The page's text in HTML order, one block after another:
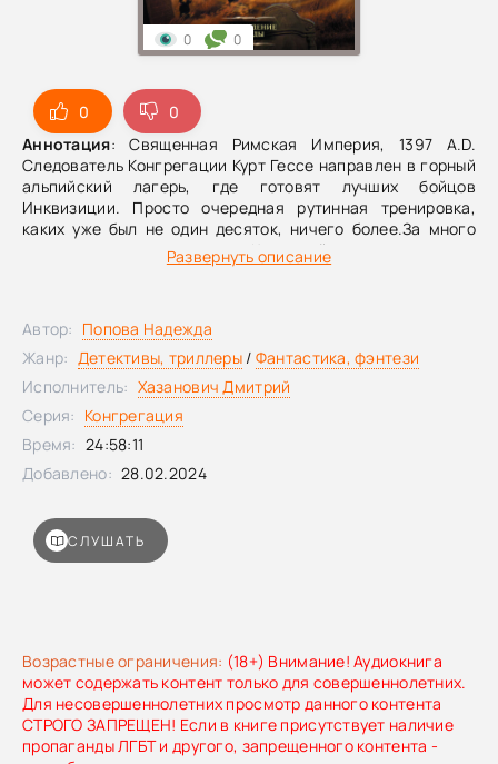
0
0
Аннотация: Священная Римская Империя, 1397 A.D.
Следователь Конгрегации Курт Гессе направлен в горный
альпийский лагерь, где готовят лучших бойцов
Инквизиции. Просто очередная рутинная тренировка,
каких уже был не один десяток, ничего более.За много
миль от лагеря в замок Карлштейн, императорскую
резиденцию, прибывает агент Императора. Просто
съезжаются рыцари со всей Империи, дабы принять
участие в грандиозном турнире. Просто демонстрация
воинской удали, стяжание славы и серебра, ничего
более.По крайней мере, так должно было быть.
Развернуть описание
Возрастные ограничения: (18+) Внимание! Аудиокнига
может содержать контент только для совершеннолетних.
Для несовершеннолетних просмотр данного контента
СТРОГО ЗАПРЕЩЕН! Если в книге присутствует наличие
пропаганды ЛГБТ и другого, запрещенного контента -
0 0
СЛУШАТЬ
Автор: Попова Надежда
Жанр: Детективы, триллеры / Фантастика, фэнтези
Исполнитель: Хазанович Дмитрий
Серия: Конгрегация
Время: 24:58:11
Добавлено: 28.02.2024